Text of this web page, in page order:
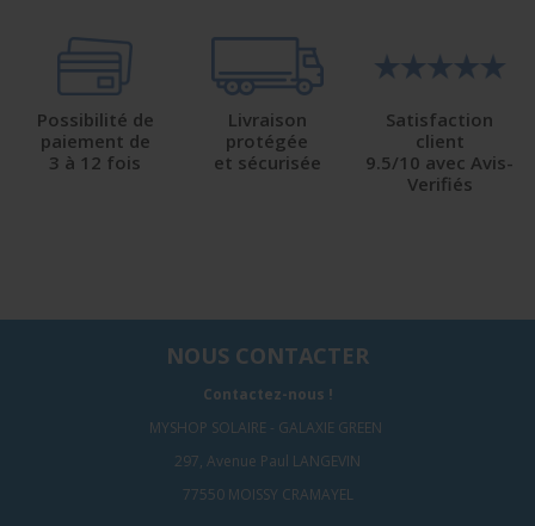
Possibilité de
paiement de
3 à 12 fois
Livraison
protégée
et sécurisée
Satisfaction
client
9.5/10 avec Avis-
Verifiés
NOUS CONTACTER
Contactez-nous !
MYSHOP SOLAIRE - GALAXIE GREEN
297, Avenue Paul LANGEVIN
77550 MOISSY CRAMAYEL